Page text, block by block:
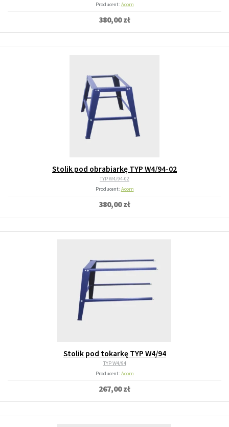
Producent: Acorn
380,00 zł
Stolik pod obrabiarkę TYP W4/94-02
TYP W4/94-02
Producent: Acorn
380,00 zł
Stolik pod tokarkę TYP W4/94
TYP W4/94
Producent: Acorn
267,00 zł